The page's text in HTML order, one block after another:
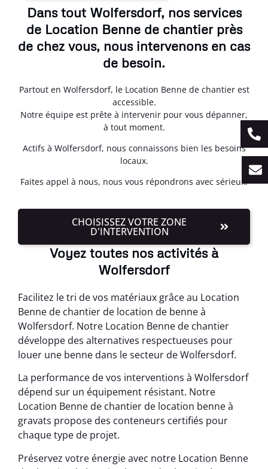
Dans tout Wolfersdorf, nos services
de Location Benne de chantier près
de chez vous, nous intervenons en cas
de besoin.
Partout en Wolfersdorf, le Location Benne de chantier est
accessible.
Notre équipe est prête à intervenir pour vous dépanner,
à tout moment.
Actifs à Wolfersdorf, nous connaissons bien les besoins
locaux.
Faites appel à nous, nous vous répondrons avec sérieux.
CHOISISSEZ VOTRE ZONE
D'INTERVENTION
Voyez toutes nos activités à
Wolfersdorf
Facilitez le tri de vos matériaux grâce au Location
Benne de chantier de location de benne à
Wolfersdorf. Notre Location Benne de chantier
développe des alternatives respectueuses pour
louer une benne dans le secteur de Wolfersdorf.
La performance de vos interventions à Wolfersdorf
dépend sur un équipement résistant. Notre
Location Benne de chantier de location benne à
gravats propose des conteneurs certifiés pour
chaque type de projet.
Préservez votre énergie avec notre Location Benne